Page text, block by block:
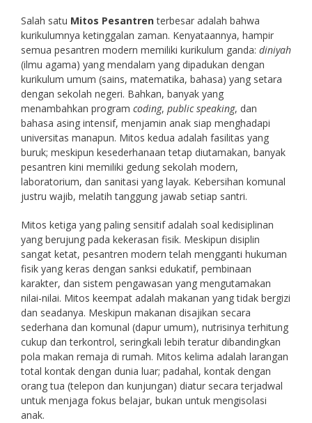
Salah satu Mitos Pesantrenterbesar adalah bahwa
kurikulumnya ketinggalan zaman. Kenyataannya, hampir
semua pesantren modern memiliki kurikulum ganda: diniyah
(ilmu agama) yang mendalam yang dipadukan dengan
kurikulum umum (sains, matematika, bahasa) yang setara
dengan sekolah negeri. Bahkan, banyak yang
menambahkan program coding, public speaking, dan
bahasa asing intensif, menjamin anak siap menghadapi
universitas manapun. Mitos kedua adalah fasilitas yang
buruk; meskipun kesederhanaan tetap diutamakan, banyak
pesantren kini memiliki gedung sekolah modern,
laboratorium, dan sanitasi yang layak. Kebersihan komunal
justru wajib, melatih tanggung jawab setiap santri.
Mitos ketiga yang paling sensitif adalah soal kedisiplinan
yang berujung pada kekerasan fisik. Meskipun disiplin
sangat ketat, pesantren modern telah mengganti hukuman
fisik yang keras dengan sanksi edukatif, pembinaan
karakter, dan sistem pengawasan yang mengutamakan
nilai-nilai. Mitos keempat adalah makanan yang tidak bergizi
dan seadanya. Meskipun makanan disajikan secara
sederhana dan komunal (dapur umum), nutrisinya terhitung
cukup dan terkontrol, seringkali lebih teratur dibandingkan
pola makan remaja di rumah. Mitos kelima adalah larangan
total kontak dengan dunia luar; padahal, kontak dengan
orang tua (telepon dan kunjungan) diatur secara terjadwal
untuk menjaga fokus belajar, bukan untuk mengisolasi
anak.